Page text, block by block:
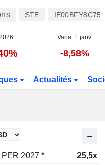
STE IE00BFY8C754
Varia. 1 janv.
-8,58%
Actualités
PER 2027 *
25,5x